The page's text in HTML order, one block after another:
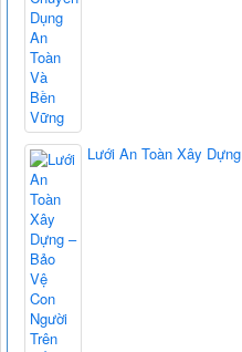
Lưới An Toàn Xây